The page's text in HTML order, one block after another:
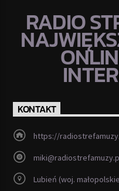
RADIO
KONTAKT
https://
Lubień (woj.